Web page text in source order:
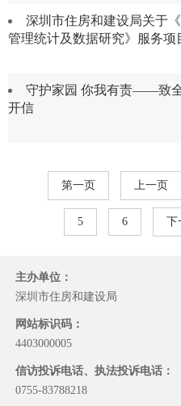
深圳市住房和建设局关于
管理统计及数据研究》服务项
守护家园 你我有责——致
开信
第一页 上一页
5 6 下
主办单位：
深圳市住房和建设局
网站标识码：
4403000005
信访投诉电话、执法投诉电话：
0755-83788218